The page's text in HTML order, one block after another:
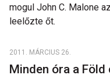
mogul John C. Malone
leelőzte őt.
2011. MÁRCIUS 26.
Minden óra a Föld